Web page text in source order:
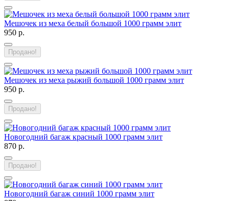
Мешочек из меха белый большой 1000 грамм элит
950 р.
Продано!
Мешочек из меха рыжий большой 1000 грамм элит
950 р.
Продано!
Новогодний багаж красный 1000 грамм элит
870 р.
Продано!
Новогодний багаж синий 1000 грамм элит